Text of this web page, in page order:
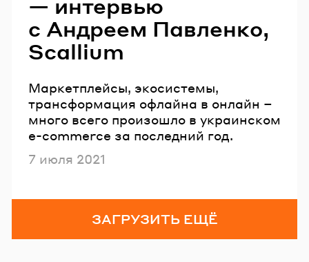
— интервью
с Андреем Павленко,
Scallium
Маркетплейсы, экосистемы,
трансформация офлайна в онлайн –
много всего произошло в украинском
e-commerce за последний год.
Опубликовано
7 июля 2021
ЗАГРУЗИТЬ ЕЩЁ